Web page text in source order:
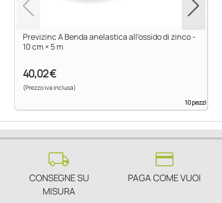
Previzinc A Benda anelastica all'ossido di zinco -
10 cm × 5 m
40,02 €
(Prezzo iva inclusa)
10 pezzi
local_shipping
CONSEGNE SU
MISURA
credit_card
PAGA COME VUOI